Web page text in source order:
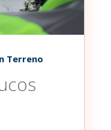
Terreno